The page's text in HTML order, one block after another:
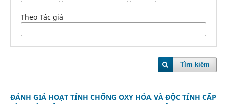
Theo Tác giả
Tìm kiếm
ĐÁNH GIÁ HOẠT TÍNH CHỐNG OXY HÓA VÀ ĐỘC TÍNH CẤP